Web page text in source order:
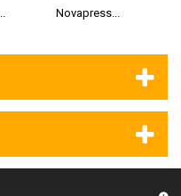
Novapress...